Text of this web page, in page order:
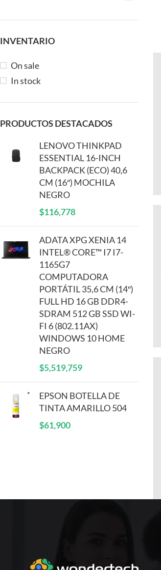
INVENTARIO
On sale
In stock
PRODUCTOS DESTACADOS
LENOVO THINKPAD
ESSENTIAL 16-INCH
BACKPACK (ECO) 40,6
CM (16″) MOCHILA
NEGRO
$116,778
ADATA XPG XENIA 14
INTEL® CORE™ I7 I7-
1165G7
COMPUTADORA
PORTÁTIL 35,6 CM (14″)
FULL HD 16 GB DDR4-
SDRAM 512 GB SSD WI-
FI 6 (802.11AX)
WINDOWS 10 HOME
NEGRO
$5,519,759
EPSON BOTELLA DE
TINTA AMARILLO 504
$61,900